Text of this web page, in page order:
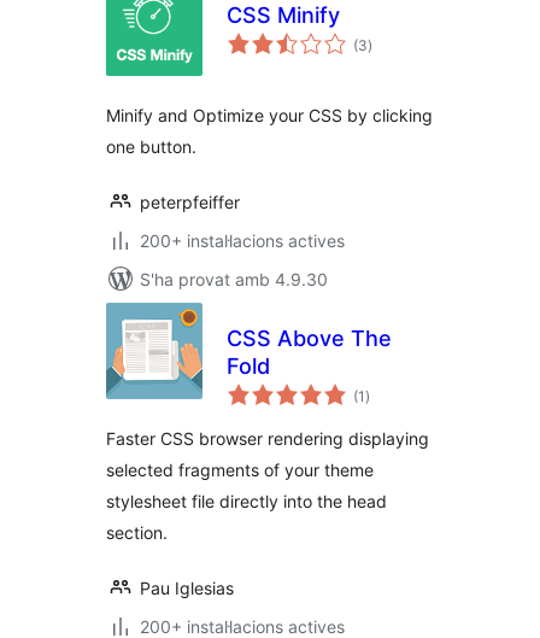
CSS Minify
(3puntuacions
totals
)
Minify and Optimize your CSS by clicking
one button.
peterpfeiffer
200+ instal·lacions actives
S'ha provat amb 4.9.30
CSS Above The
Fold
(1 puntuacions
totals
)
Faster CSS browser rendering displaying
selected fragments of your theme
stylesheet file directly into the head
section.
Pau Iglesias
200+ instal·lacions actives